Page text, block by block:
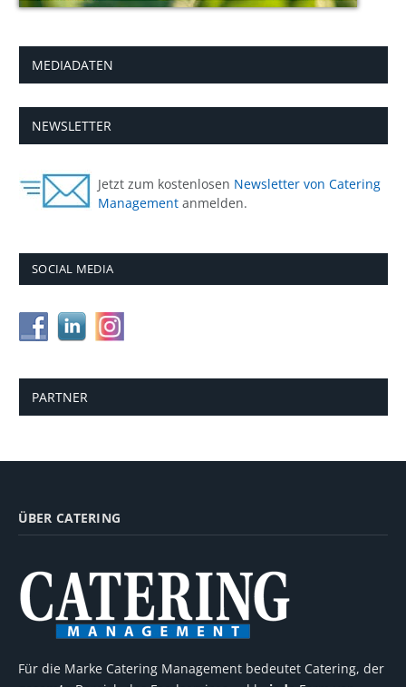
MEDIADATEN
NEWSLETTER
Jetzt zum kostenlosen Newsletter von Catering
Management anmelden.
SOCIAL MEDIA
PARTNER
ÜBER CATERING
Für die Marke Catering Management bedeutet Catering, der